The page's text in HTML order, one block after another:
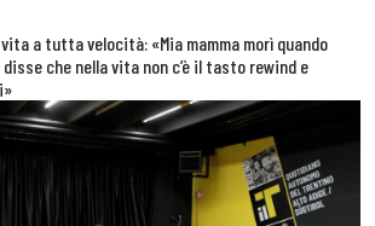
a tutta velocità: «Mia mamma morì quando
disse che nella vita non c’è il tasto rewind e